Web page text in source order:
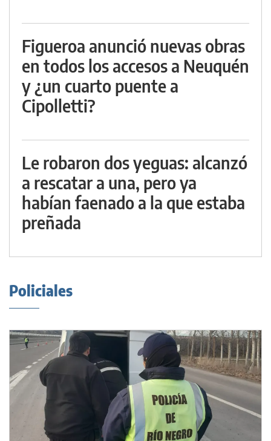
Figueroa anunció nuevas obras
en todos los accesos a Neuquén
y ¿un cuarto puente a
Cipolletti?
Le robaron dos yeguas: alcanzó
a rescatar a una, pero ya
habían faenado a la que estaba
preñada
Policiales